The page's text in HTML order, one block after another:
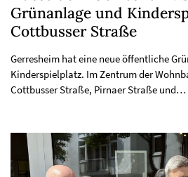
Grünanlage und
Cottbusser Straße
Gerresheim hat eine neue öffentliche
Kinderspielplatz. Im Zentrum der
Cottbusser Straße, Pirnaer Straße und…